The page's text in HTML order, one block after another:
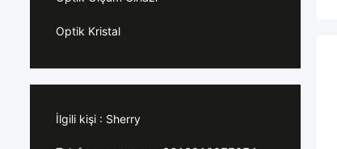
Optik Kristal
İlgili kişi : Sherry